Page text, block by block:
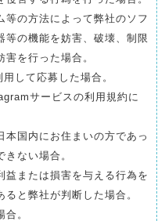
等の方法によって弊社のソフ
等の機能を妨害、破壊、制限
を行った場合。
して応募した場合。
サービスの利用規約に
本国内にお住まいの方であっ
ない場合。
益または損害を与える行為を
と弊社が判断した場合。
。